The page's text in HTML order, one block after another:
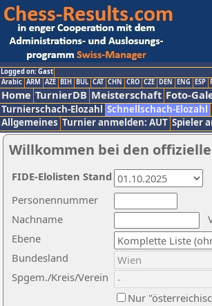
Logged on: Gast
Arabic ARM AZE BIH BUL CAT CHN CRO CZE DEN ENG ESP
Home TurnierDB Meisterschaft Foto-
Turnierschach-Elozahl Schnellschach-Elozahl
Allgemeines Turnier anmelden: AUT Spieler
Willkommen bei den
Nachname
Ebene
Personennummer
Bundesland
Spgem./Kreis/Verein
Nur
FIDE-Elolisten Stand